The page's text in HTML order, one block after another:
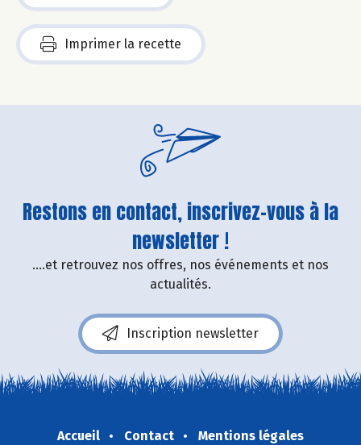
Imprimer la recette
Restons en contact, inscrivez-vous à la
newsletter !
....et retrouvez nos offres, nos événements et nos
actualités.
Inscription newsletter
Accueil Contact
Mentions légales